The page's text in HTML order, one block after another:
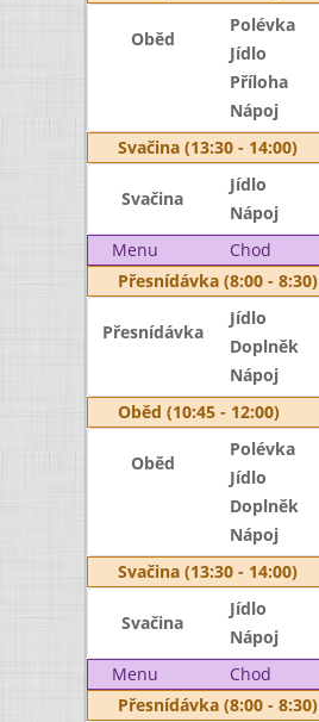
Oběd
Polévka
Jídlo
Příloha
Nápoj
Svačina (13:30 - 14:00)
Svačina
Jídlo
Nápoj
Menu
Chod
Přesnídávka (8:00 - 8:30)
Přesnídávka
Jídlo
Doplněk
Nápoj
Oběd (10:45 - 12:00)
Oběd
Polévka
Jídlo
Doplněk
Nápoj
Svačina (13:30 - 14:00)
Svačina
Jídlo
Nápoj
Menu
Chod
Přesnídávka (8:00 - 8:30)